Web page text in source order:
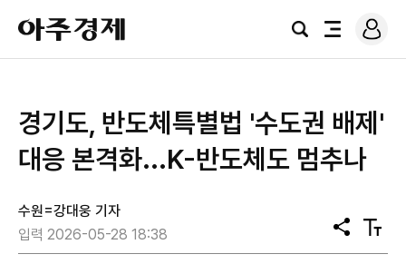
아
주
경
검
전
로
그
경기도, 반도체특별법 '수도권 배제'
대응 본격화...K-반도체도 멈추나
수원=강대웅 기자
입력 2026-05-28 18:38
공
유
텍
스